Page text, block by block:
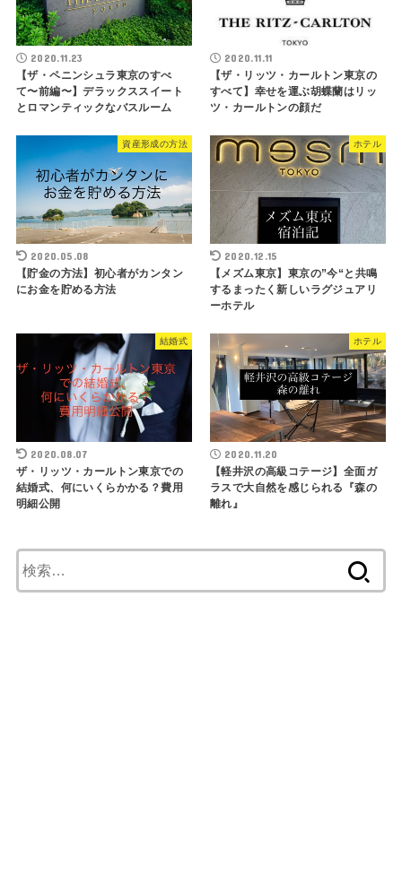
2020.11.23
【ザ・ペニンシュラ東京のすべ
て〜前編〜】デラックススイート
とロマンティックなバスルーム
2020.11.11
【ザ・リッツ・カールトン東京の
すべて】幸せを運ぶ胡蝶蘭はリッ
ツ・カールトンの顔だ
資産形成の方法
2020.05.08
【貯金の方法】初心者がカンタン
にお金を貯める方法
ホテル
2020.12.15
【メズム東京】東京の”今“と共鳴
するまったく新しいラグジュアリ
ーホテル
結婚式
2020.08.07
ザ・リッツ・カールトン東京での
結婚式、何にいくらかかる？費用
明細公開
ホテル
2020.11.20
【軽井沢の高級コテージ】全面ガ
ラスで大自然を感じられる『森の
離れ』
索